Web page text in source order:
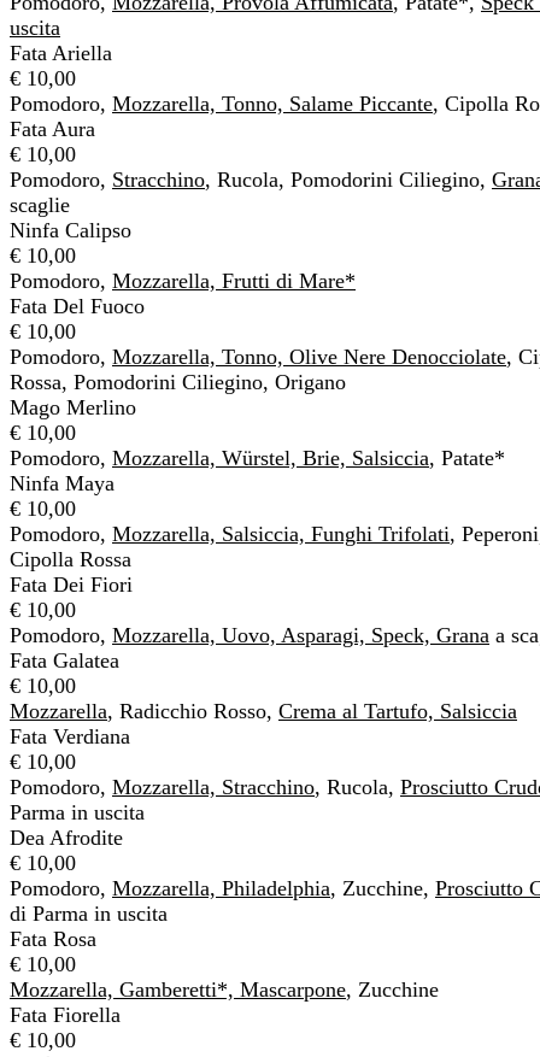
uscita
Fata Ariella
€ 10,00
Pomodoro, Mozzarella, Tonno, Salame Piccante, Cipolla
Fata Aura
€ 10,00
Pomodoro, Stracchino, Rucola, Pomodorini Ciliegino,
scaglie
Ninfa Calipso
€ 10,00
Pomodoro, Mozzarella, Frutti di Mare*
Fata Del Fuoco
€ 10,00
Pomodoro, Mozzarella, Tonno, Olive Nere Denocciolate,
Rossa, Pomodorini Ciliegino, Origano
Mago Merlino
€ 10,00
Pomodoro, Mozzarella, Würstel, Brie, Salsiccia, Patate*
Ninfa Maya
€ 10,00
Pomodoro, Mozzarella, Salsiccia, Funghi Trifolati,
Cipolla Rossa
Fata Dei Fiori
€ 10,00
Pomodoro, Mozzarella, Uovo, Asparagi, Speck, Grana a
Fata Galatea
€ 10,00
Mozzarella, Radicchio Rosso, Crema al Tartufo, Salsiccia
Fata Verdiana
€ 10,00
Pomodoro, Mozzarella, Stracchino, Rucola, Prosciutto
Parma in uscita
Dea Afrodite
€ 10,00
Pomodoro, Mozzarella, Philadelphia, Zucchine, Prosciutto
di Parma in uscita
Fata Rosa
€ 10,00
Mozzarella, Gamberetti*, Mascarpone, Zucchine
Fata Fiorella
€ 10,00